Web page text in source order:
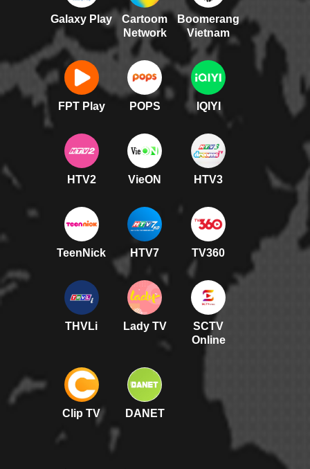
Galaxy Play
Cartoom
Network
Boomerang
Vietnam
FPT Play POPS IQIYI
HTV2 VieON HTV3
TeenNick HTV7 TV360
THVLi Lady TV
SCTV
Online
Clip TV DANET